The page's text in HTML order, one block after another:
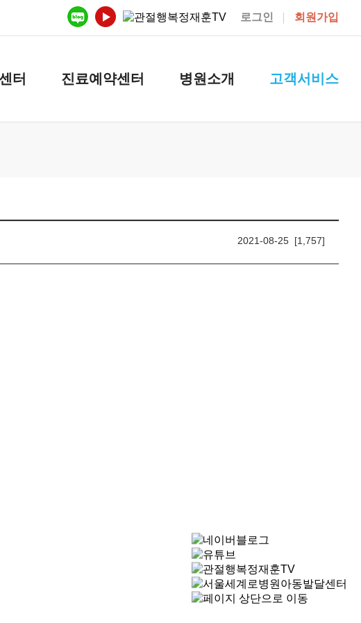
로그인 회원가입
터 진료예약센터 병원소개 고객서비스
2021-08-25 [1,757]